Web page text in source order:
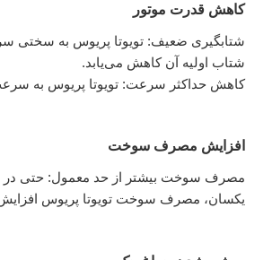
کاهش قدرت موتور
شتابگیری ضعیف: تویوتا پریوس به سختی
شتاب اولیه آن کاهش می‌یابد.
کاهش حداکثر سرعت: تویوتا پریوس به
افزایش مصرف سوخت
مصرف سوخت بیشتر از حد معمول: حتی در
یکسان، مصرف سوخت تویوتا پریوس